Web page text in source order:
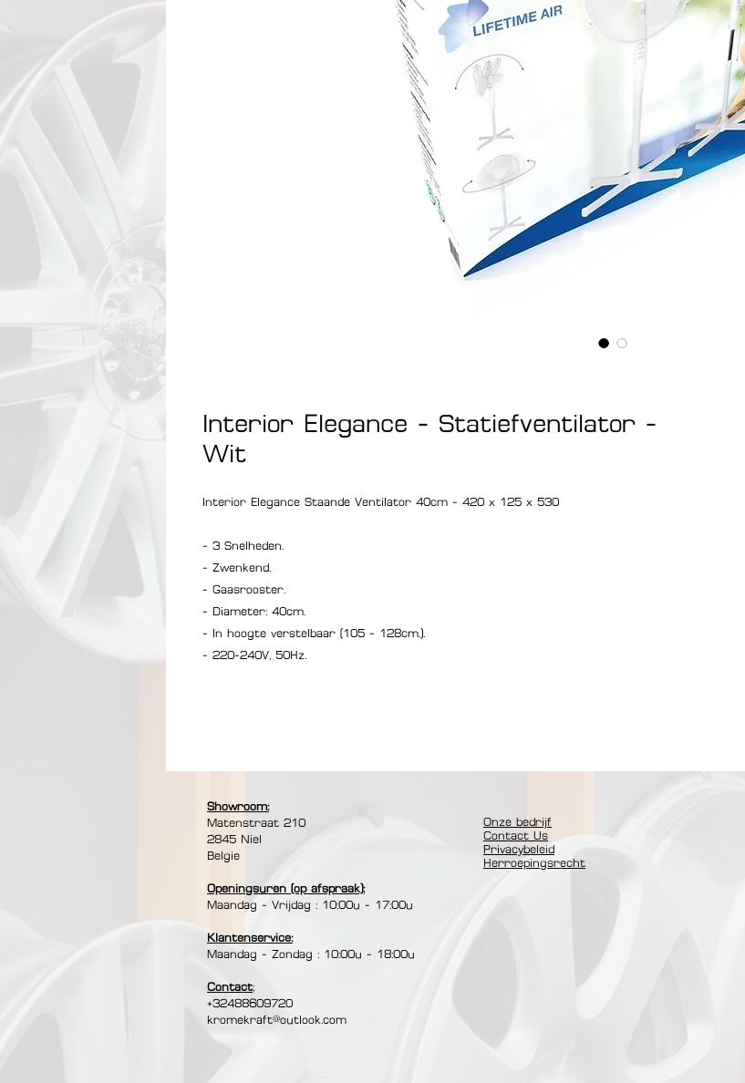
Interior Elegance - Statiefventilator -
Wit
Interior Elegance Staande Ventilator 40cm - 420 x 125 x 530
- 3 Snelheden.
- Zwenkend.
- Gaasrooster.
- Diameter: 40cm.
- In hoogte verstelbaar (105 - 128cm.).
- 220-240V, 50Hz.
Showroom:
Matenstraat 210​
2845 Niel
Belgie
Openingsuren (op afspraak):
Maandag - Vrijdag : 10:00u - 17:00u
Klantenservice:
Maandag - Zondag : 10:00u - 18:00u
Contact;
+32488609720
kromekraft@outlook.com
Onze bedrijf
Contact Us
Privacybeleid
Herroepingsrecht